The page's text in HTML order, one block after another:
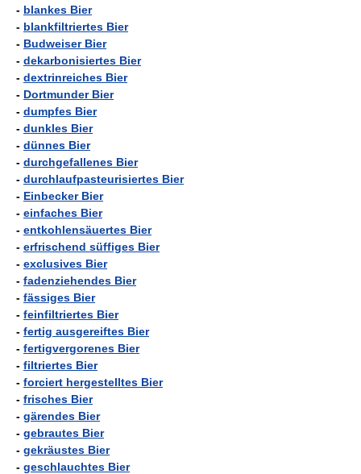
- blankes Bier
- blankfiltriertes Bier
- Budweiser Bier
- dekarbonisiertes Bier
- dextrinreiches Bier
- Dortmunder Bier
- dumpfes Bier
- dunkles Bier
- dünnes Bier
- durchgefallenes Bier
- durchlaufpasteurisiertes Bier
- Einbecker Bier
- einfaches Bier
- entkohlensäuertes Bier
- erfrischend süffiges Bier
- exclusives Bier
- fadenziehendes Bier
- fässiges Bier
- feinfiltriertes Bier
- fertig ausgereiftes Bier
- fertigvergorenes Bier
- filtriertes Bier
- forciert hergestelltes Bier
- frisches Bier
- gärendes Bier
- gebrautes Bier
- gekräustes Bier
- geschlauchtes Bier